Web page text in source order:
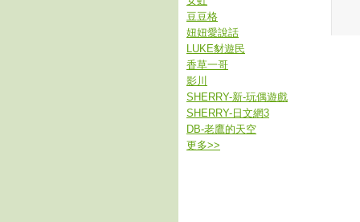
豆豆格
妞妞愛說話
LUKE豺遊民
香草一哥
影川
SHERRY-新-玩偶遊戲
SHERRY-日文網3
DB-老鷹的天空
更多>>